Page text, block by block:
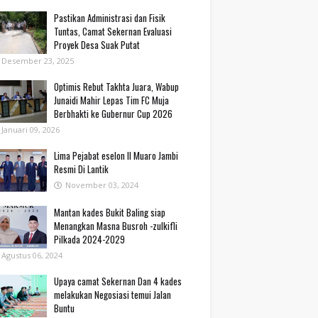
Pastikan Administrasi dan Fisik
Tuntas, Camat Sekernan Evaluasi
Proyek Desa Suak Putat
Desember 23, 2025
Optimis Rebut Takhta Juara, Wabup
Junaidi Mahir Lepas Tim FC Muja
Berbhakti ke Gubernur Cup 2026
Januari 09, 2026
Lima Pejabat eselon II Muaro Jambi
Resmi Di Lantik
November 03, 2024
Mantan kades Bukit Baling siap
Menangkan Masna Busroh -zulkifli
Pilkada 2024-2029
Agustus 06, 2024
Upaya camat Sekernan Dan 4 kades
melakukan Negosiasi temui Jalan
Buntu